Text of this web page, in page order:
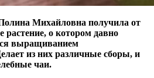
Михайловна получила от
растение, о котором давно
выращиванием
из них различные сборы, и
чаи.